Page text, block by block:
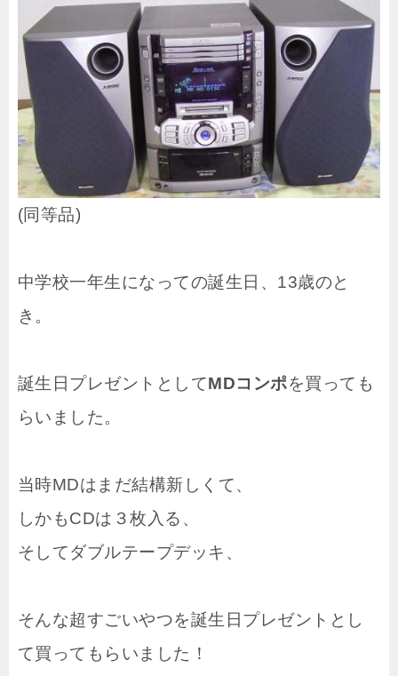
(同等品)
中学校一年生になっての誕生日、13歳のと
き。
誕生日プレゼントとしてMDコンポを買っても
らいました。
当時MDはまだ結構新しくて、
しかもCDは３枚入る、
そしてダブルテープデッキ、
そんな超すごいやつを誕生日プレゼントとし
て買ってもらいました！